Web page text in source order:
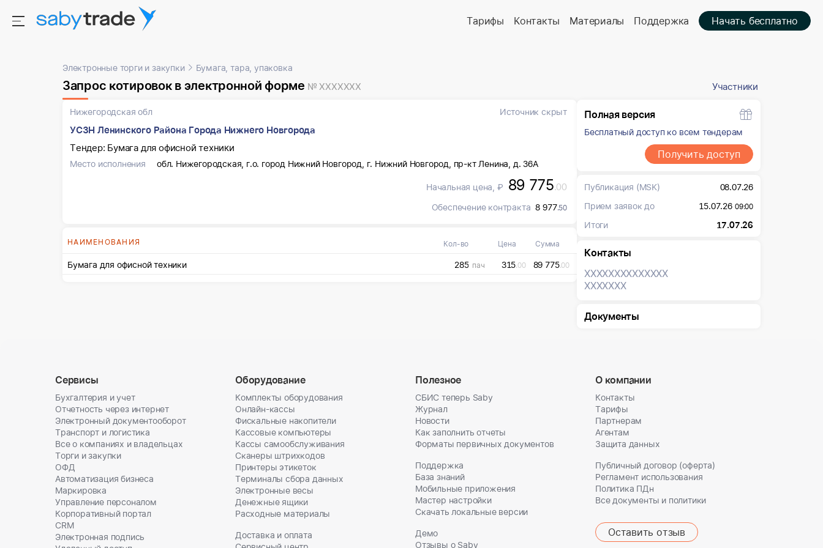
Тарифы Контакты Материалы Поддержка Начать бесплатно
Электронные торги и закупки Бумага, тара, упаковка
Запрос котировок в электронной форме № XXXXXXX Участники
Нижегородская обл Источник скрыт
УСЗН Ленинского Района Города Нижнего Новгорода
Тендер: Бумага для офисной техники
Место исполнения обл. Нижегородская, г.о. город Нижний Новгород, г. Нижний Новгород, пр-кт Ленина, д. 36А
Начальная цена, ₽ 89 775.00
Обеспечение контракта 8 977.50
НАИМЕНОВАНИЯ Кол-во Цена Сумма
Бумага для офисной техники 285 пач 315.00 89 775.00
Полная версия
Бесплатный доступ ко всем тендерам
Получить доступ
Публикация (MSK)
08.07.26
Прием заявок до
15.07.26 09:00
Итоги 17.07.26
Контакты
XXXXXXXXXXXXXX
XXXXXXX
Документы
Сервисы
Бухгалтерия и учет
Отчетность через интернет
Электронный документооборот
Транспорт и логистика
Все о компаниях и владельцах
Торги и закупки
ОФД
Автоматизация бизнеса
Маркировка
Управление персоналом
Корпоративный портал
CRM
Электронная подпись
Оборудование
Комплекты оборудования
Онлайн-кассы
Фискальные накопители
Кассовые компьютеры
Кассы самообслуживания
Сканеры штрихкодов
Принтеры этикеток
Терминалы сбора данных
Электронные весы
Денежные ящики
Расходные материалы
Доставка и оплата
Полезное
СБИС теперь Saby
Журнал
Новости
Как заполнить отчеты
Форматы первичных документов
Поддержка
База знаний
Мобильные приложения
Мастер настройки
Скачать локальные версии
Демо
Отзывы о Saby
О компании
Контакты
Тарифы
Партнерам
Агентам
Защита данных
Публичный договор (оферта)
Регламент использования
Политика ПДн
Все документы и политики
Оставить отзыв